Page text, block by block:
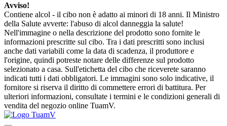
Avviso!
Contiene alcol - il cibo non è adatto ai minori di 18 anni. Il Ministro
della Salute avverte: l'abuso di alcol danneggia la salute!
Nell'immagine o nella descrizione del prodotto sono fornite le
informazioni prescritte sul cibo. Tra i dati prescritti sono inclusi
anche dati variabili come la data di scadenza, il produttore e
l'origine, quindi potreste notare delle differenze sul prodotto
selezionato a casa. Sull'etichetta del cibo che riceverete saranno
indicati tutti i dati obbligatori. Le immagini sono solo indicative, il
fornitore si riserva il diritto di commettere errori di battitura. Per
ulteriori informazioni, consultate i termini e le condizioni generali di
vendita del negozio online TuamV.